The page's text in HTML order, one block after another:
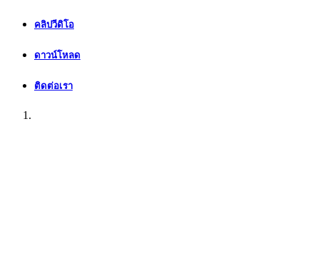
คลิปวีดิโอ
ดาวน์โหลด
ติดต่อเรา